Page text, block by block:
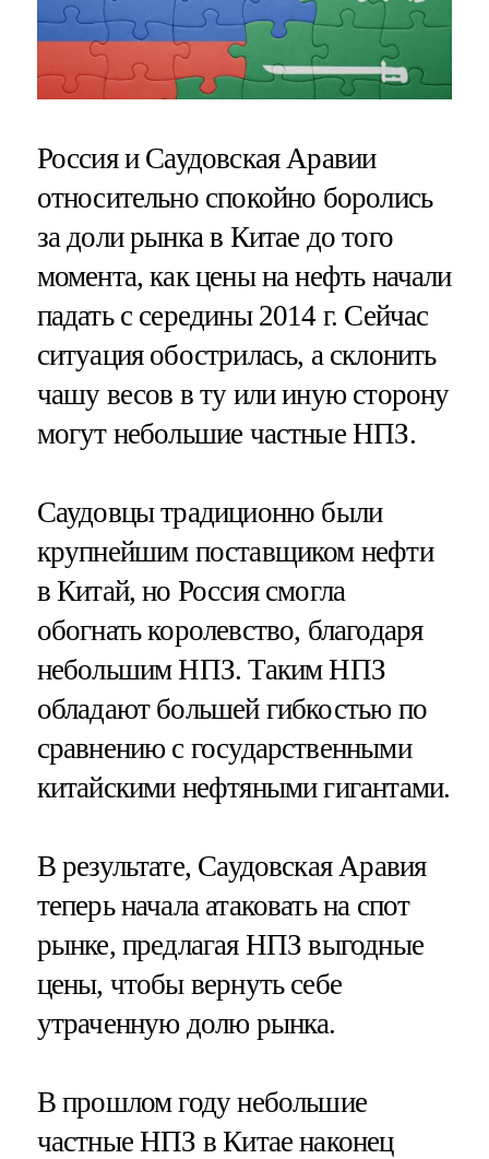
Россия и Саудовская Аравии
относительно спокойно боролись
за доли рынка в Китае до того
момента, как цены на нефть начали
падать с середины 2014 г. Сейчас
ситуация обострилась, а склонить
чашу весов в ту или иную сторону
могут небольшие частные НПЗ.
Саудовцы традиционно были
крупнейшим поставщиком нефти
в Китай, но Россия смогла
обогнать королевство, благодаря
небольшим НПЗ. Таким НПЗ
обладают большей гибкостью по
сравнению с государственными
китайскими нефтяными гигантами.
В результате, Саудовская Аравия
теперь начала атаковать на спот
рынке, предлагая НПЗ выгодные
цены, чтобы вернуть себе
утраченную долю рынка.
В прошлом году небольшие
частные НПЗ в Китае наконец